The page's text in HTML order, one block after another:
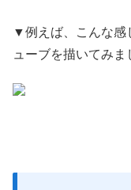
▼例えば、こんな感
ューブを描いてみま